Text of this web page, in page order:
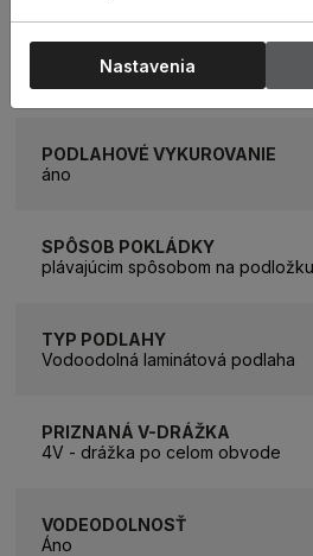
HRÚBKA PODLAHY
PODLAHOVÉ VYKUROVANIE
áno
SPÔSOB POKLÁDKY
plávajúcim spôsobom na podložku
TYP PODLAHY
Vodoodolná laminátová podlaha
PRIZNANÁ V-DRÁŽKA
4V - drážka po celom obvode
VODEODOLNOSŤ
Áno
Nastavenia